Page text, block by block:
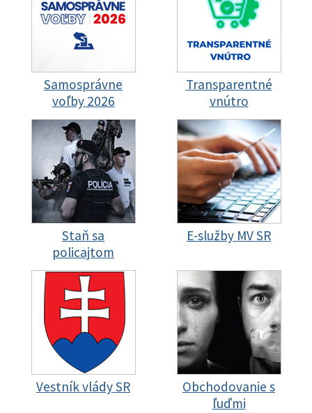
Samosprávne
voľby 2026
Transparentné
vnútro
Staň sa
policajtom
E-služby MV SR
Vestník vlády SR
Obchodovanie s
ľuďmi